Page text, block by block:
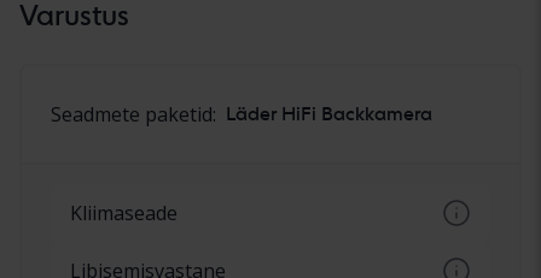
Varustus
Seadmete paketid: Läder HiFi Backkamera
Kliimaseade
Libisemisvastane